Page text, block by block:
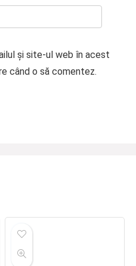
și site-ul web în acest
când o să comentez.